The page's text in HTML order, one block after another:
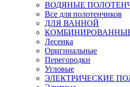
ВОДЯНЫЕ
Все для полотенчиков
ДЛЯ ВАННОЙ
Лесенка
Оригинальные
Перегородки
Угловые
ЭЛЕКТРИЧЕСКИЕ